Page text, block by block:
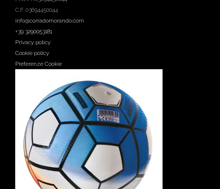
C.F. 03694450044
info@corradomorando.com
+39 3290053181
Privacy policy
Cookie policy
Preferenze Cookie